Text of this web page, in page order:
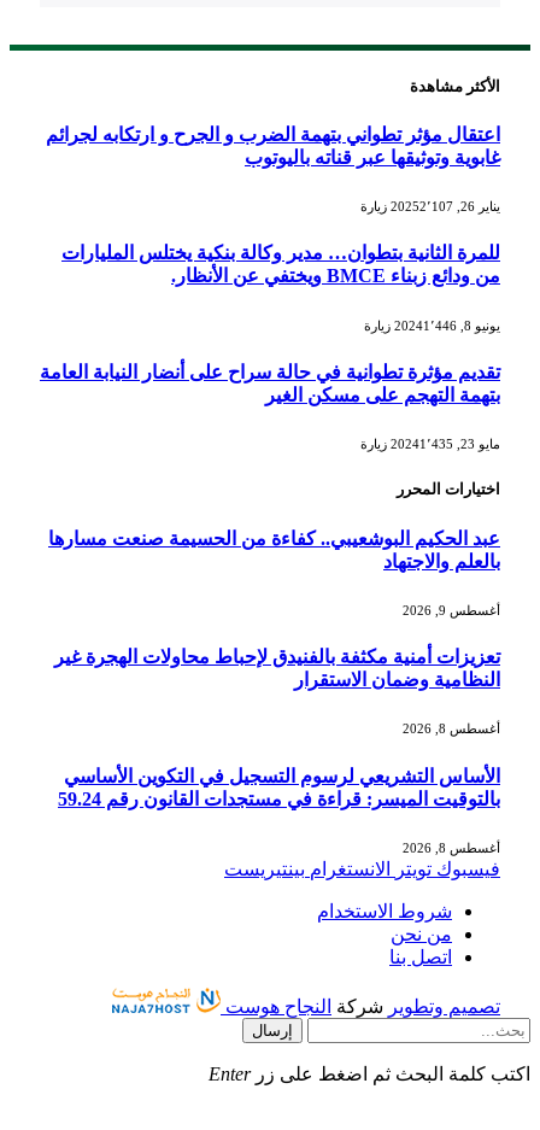
الأكثر مشاهدة
اعتقال مؤثر تطواني بتهمة الضرب و الجرح و ارتكابه لجرائم
غابوية وتوثيقها عبر قناته باليوتوب
يناير 26, 2025 2٬107 زيارة
للمرة الثانية بتطوان… مدير وكالة بنكية يختلس المليارات
من ودائع زبناء BMCE ويختفي عن الأنظار.
يونيو 8, 2024 1٬446 زيارة
تقديم مؤثرة تطوانية في حالة سراح على أنضار النيابة العامة
بتهمة التهجم على مسكن الغير
مايو 23, 2024 1٬435 زيارة
اختيارات المحرر
عبد الحكيم البوشعيبي.. كفاءة من الحسيمة صنعت مسارها
بالعلم والاجتهاد
أغسطس 9, 2026
تعزيزات أمنية مكثفة بالفنيدق لإحباط محاولات الهجرة غير
النظامية وضمان الاستقرار
أغسطس 8, 2026
الأساس التشريعي لرسوم التسجيل في التكوين الأساسي
بالتوقيت الميسر: قراءة في مستجدات القانون رقم 59.24
أغسطس 8, 2026
فيسبوك تويتر الانستغرام بينتيريست
شروط الاستخدام
من نحن
اتصل بنا
تصميم وتطويرشركةالنجاح هوست
إرسال
اكتب كلمة البحث ثم اضغط على زر Enter